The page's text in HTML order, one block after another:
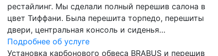
рестайлинг. Мы сделали полный перешив салона в
цвет Тиффани. Была перешита торпедо, перешиты
двери, центральная консоль и сиденья…
Подробнее об услуге
Установка карбонового обвеса BRABUS и перешив